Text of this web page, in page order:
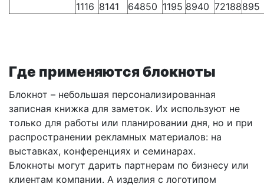
1116 8141 64850 1195 8940 72188895
Где применяются блокноты
Блокнот – небольшая персонализированная
записная книжка для заметок. Их используют не
только для работы или планировании дня, но и при
распространении рекламных материалов: на
выставках, конференциях и семинарах.
Блокноты могут дарить партнерам по бизнесу или
клиентам компании. А изделия с логотипом